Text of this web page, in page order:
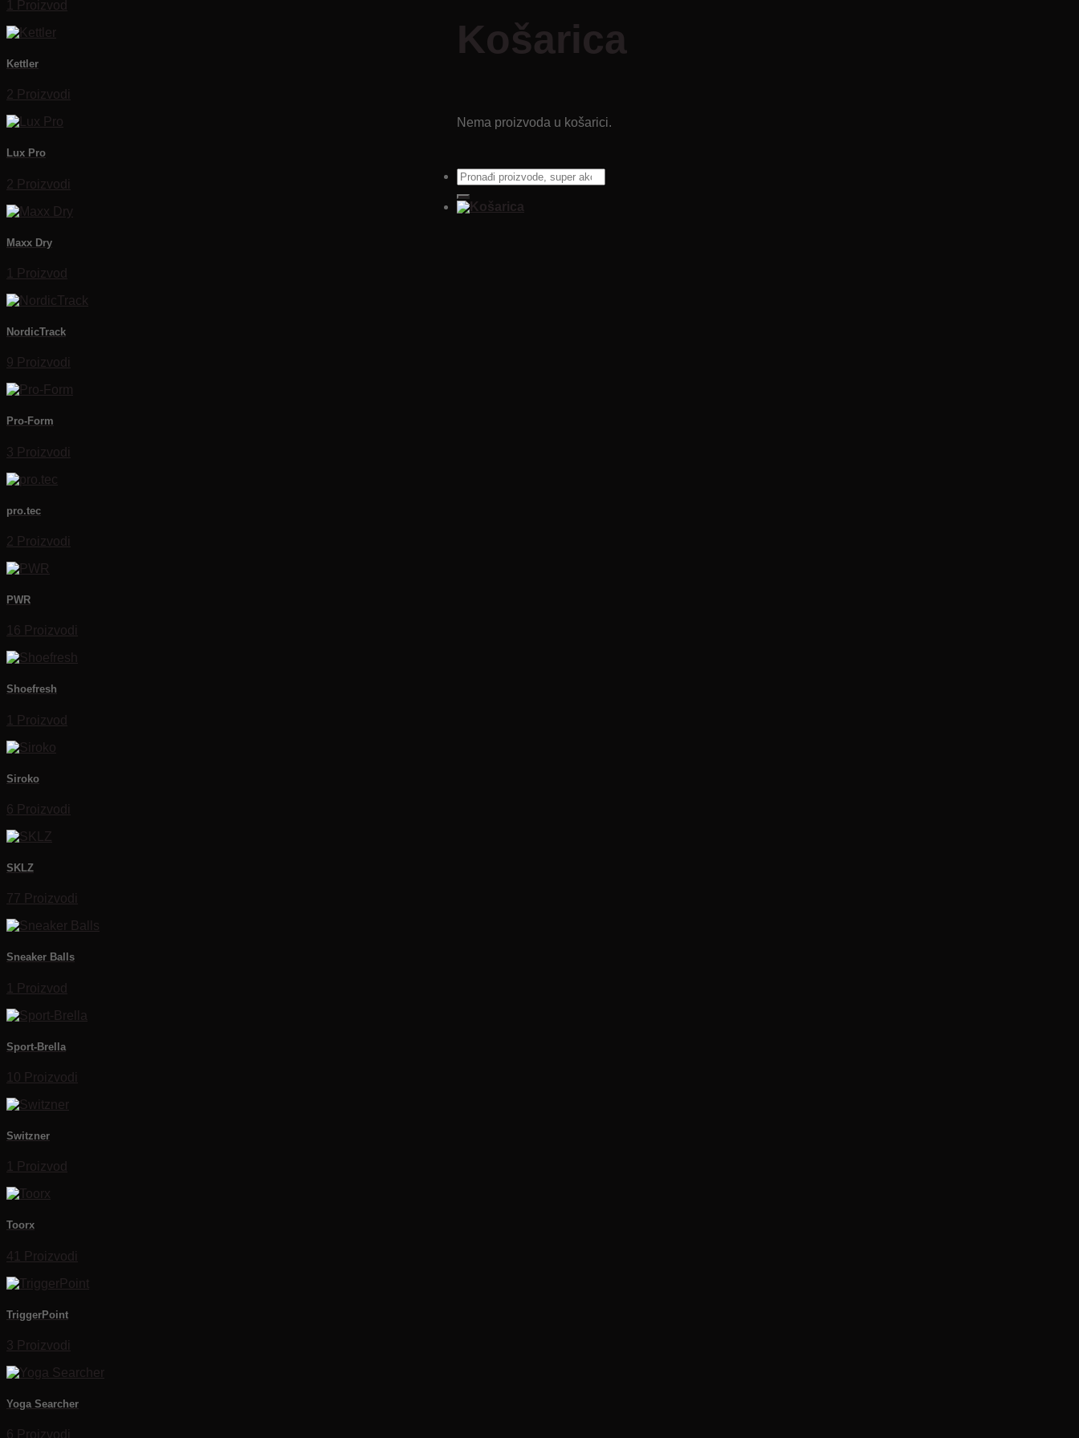
Košarica
Nema proizvoda u košarici.
Pretraži:
1 Proizvod
Kettler
2 Proizvodi
Lux Pro
2 Proizvodi
Maxx Dry
1 Proizvod
NordicTrack
9 Proizvodi
Pro-Form
3 Proizvodi
pro.tec
2 Proizvodi
PWR
16 Proizvodi
Shoefresh
1 Proizvod
Siroko
6 Proizvodi
SKLZ
77 Proizvodi
Sneaker Balls
1 Proizvod
Sport-Brella
10 Proizvodi
Switzner
1 Proizvod
Toorx
41 Proizvodi
TriggerPoint
3 Proizvodi
Yoga Searcher
6 Proizvodi